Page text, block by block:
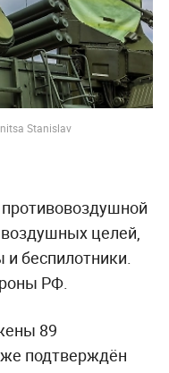
Stanislav
целей,
беспилотники.
РФ.
89
подтверждён